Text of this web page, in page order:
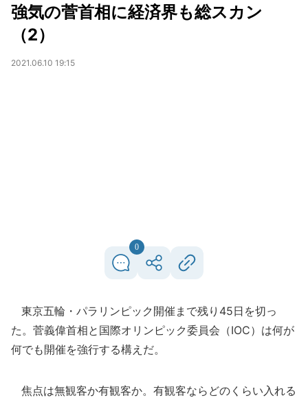
強気の菅首相に経済界も総スカン
（2）
2021.06.10 19:15
0
東京五輪・パラリンピック開催まで残り45日を切っ
た。菅義偉首相と国際オリンピック委員会（IOC）は何が
何でも開催を強行する構えだ。
焦点は無観客か有観客か。有観客ならどのくらい入れる